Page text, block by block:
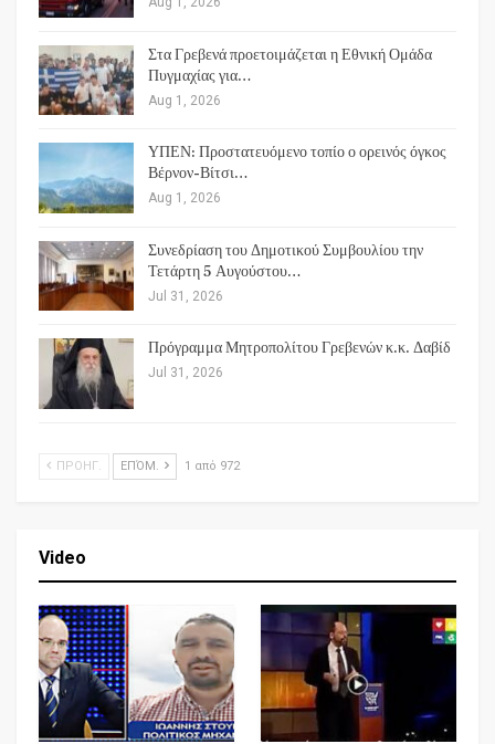
Στα Γρεβενά προετοιμάζεται η Εθνική Ομάδα
Πυγμαχίας για…
Aug 1, 2026
ΥΠΕΝ: Προστατευόμενο τοπίο ο ορεινός όγκος
Βέρνον-Βίτσι…
Aug 1, 2026
Συνεδρίαση του Δημοτικού Συμβουλίου την
Τετάρτη 5 Αυγούστου…
Jul 31, 2026
Πρόγραμμα Μητροπολίτου Γρεβενών κ.κ. Δαβίδ
Jul 31, 2026
ΠΡΟΗΓ. ΕΠΌΜ. 1 από 972
Video